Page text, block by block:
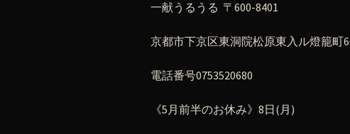
一献うるうる 〒600-8401
京都市下京区東洞院松原東入ル燈籠町
電話番号0753520680
《5月前半のお休み》8日(月)